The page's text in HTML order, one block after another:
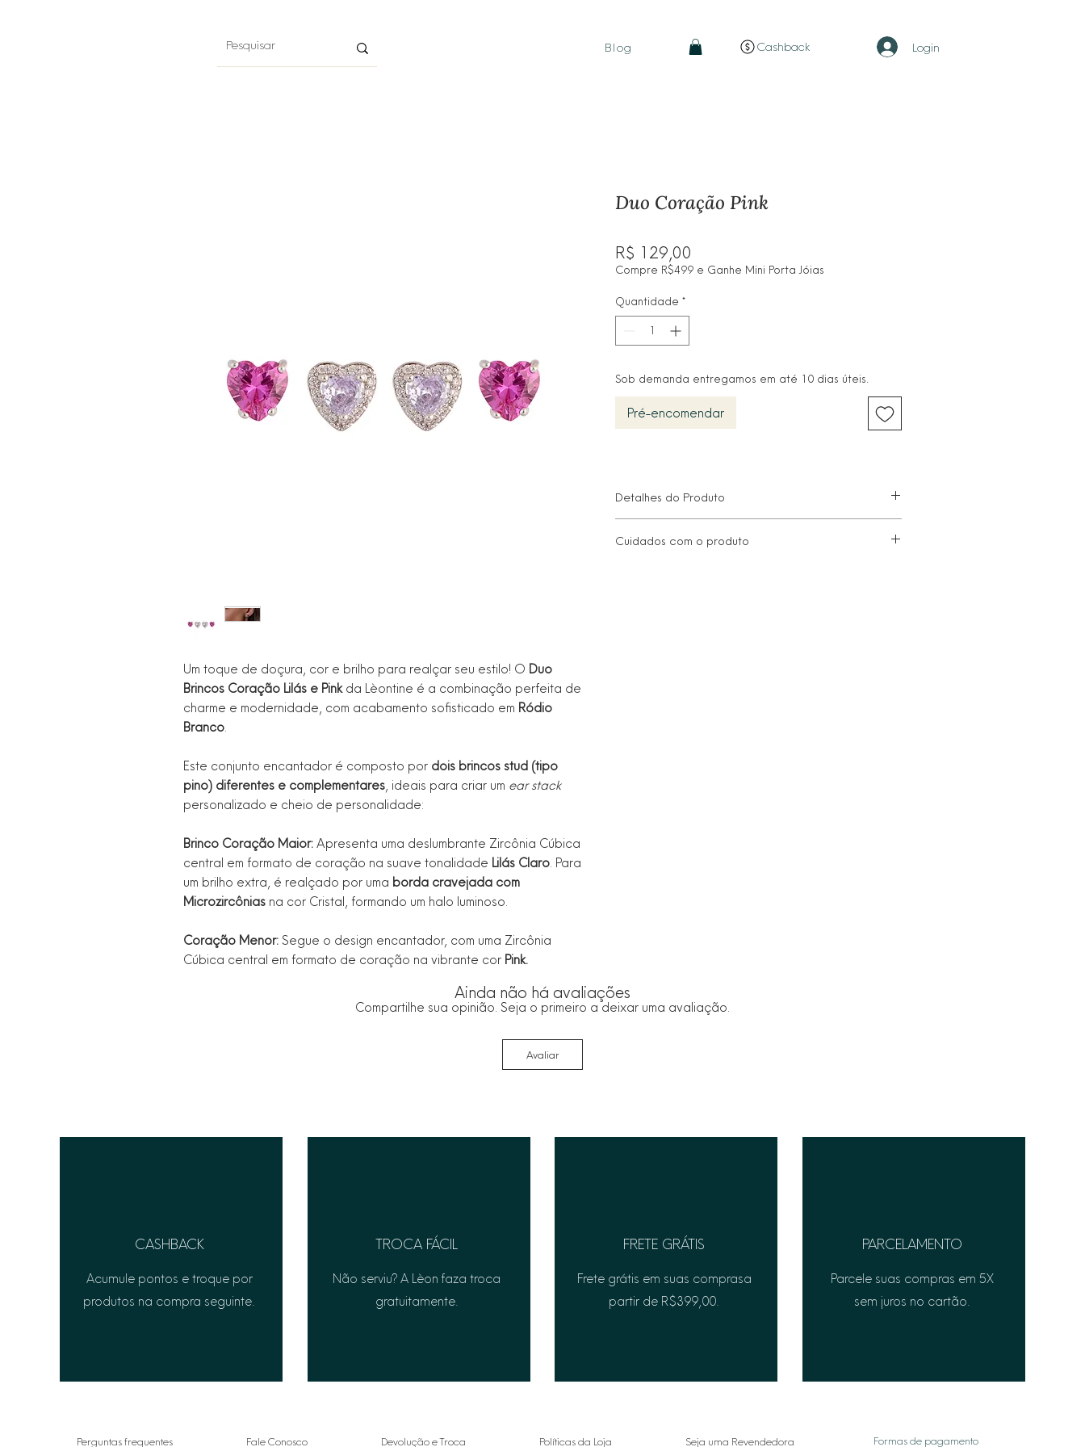
Blog Cashback Login
Um toque de doçura, cor e brilho para realçar seu estilo! O Duo
Brincos Coração Lilás e Pinkda Lèontine é a combinação perfeita de
charme e modernidade, com acabamento sofisticado em Ródio
Branco.
Este conjunto encantador é composto por dois brincos stud (tipo
pino) diferentes e complementares, ideais para criar um ear stack
personalizado e cheio de personalidade:
Brinco Coração Maior: Apresenta uma deslumbrante Zircônia Cúbica
central em formato de coração na suave tonalidade Lilás Claro. Para
um brilho extra, é realçado por uma borda cravejada com
Microzircônias na cor Cristal, formando um halo luminoso.
Coração Menor: Segue o design encantador, com uma Zircônia
Cúbica central em formato de coração na vibrante cor Pink.
Duo Coração Pink
R$ 129,00
Compre R$499 e Ganhe Mini Porta Jóias
Quantidade *
Sob demanda entregamos em até 10 dias úteis.
Pré-encomendar
Detalhes do Produto
Peso: 2,5 e 3 g
Cuidados com o produto
Ainda não há avaliações
Compartilhe sua opinião. Seja o primeiro a deixar uma avaliação.
Avaliar
PARCELAMENTO
Parcele suas compras em 5X
sem juros no cartão.
FRETE GRÁTIS
Frete grátis em suas comprasa
partir de R$399,00.
TROCA FÁCIL
Não serviu? A Lèon faza troca
gratuitamente.
CASHBACK
Acumule pontos e troque por
produtos na compra seguinte.
Formas de pagamento
Perguntas frequentes Fale Conosco Devolução e Troca Políticas da Loja Seja uma Revendedora